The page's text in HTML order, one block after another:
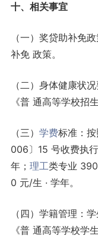
十、相关事宜
（一）奖贷助补免
补免 政策。
（二）身体健康状
《普 通高等学校招
（三） 学费标准：
006〕15 号收费执
年； 理工类专业
0 元/生 · 学年。
（四）学籍管理：
《普 通高等学校学